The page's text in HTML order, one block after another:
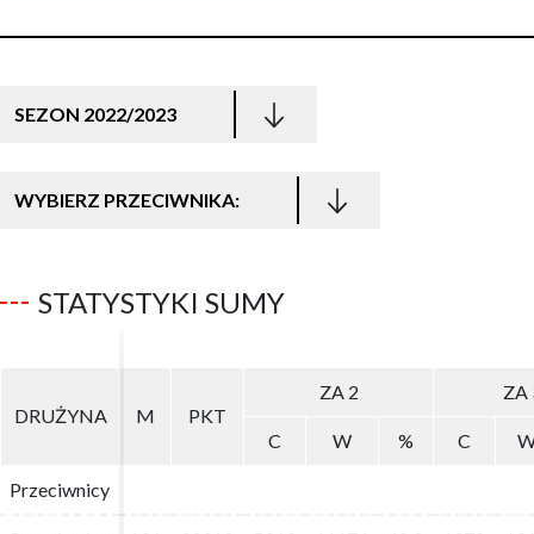
SEZON 2022/2023
WYBIERZ PRZECIWNIKA:
STATYSTYKI SUMY
DRUŻYNA M PKT
ZA 2 ZA
C W % C
Przeciwnicy
DRUŻYNA M PKT
ZA 2 ZA
C W % C
Przeciwnicy